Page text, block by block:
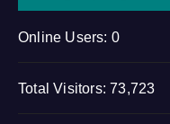
Online Users: 0
Total Visitors:73,723